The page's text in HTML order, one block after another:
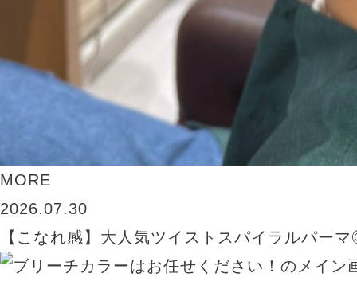
MORE
2026.07.30
【こなれ感】大人気ツイストスパイラルパー